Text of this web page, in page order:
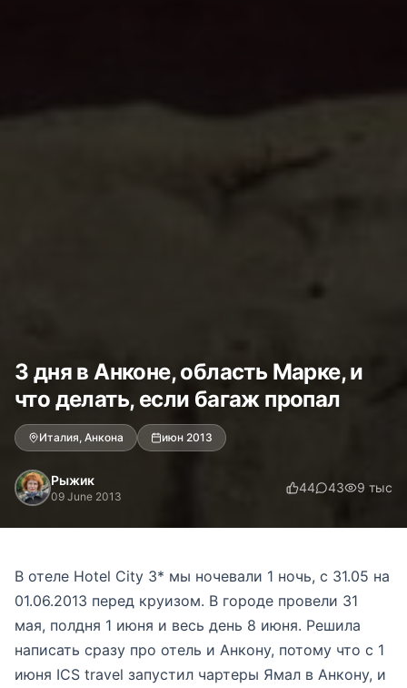
3 дня в Анконе, область Марке, и
что делать, если багаж пропал
Италия, Анкона июн 2013
Рыжик
09 June 2013
44 43 9 тыс
В отеле Hotel City 3* мы ночевали 1 ночь, с 31.05 на
01.06.2013 перед круизом. В городе провели 31
мая, полдня 1 июня и весь день 8 июня. Решила
написать сразу про отель и Анкону, потому что с 1
июня ICS travel запустил чартеры Ямал в Анкону, и